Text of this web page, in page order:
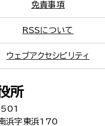
免責事項
RSSについて
ウェブアクセシビリティ
所
浜字東浜170